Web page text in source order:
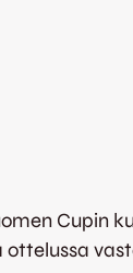
Cupin